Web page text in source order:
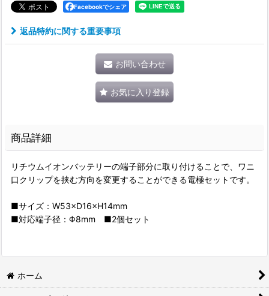
Facebookでシェア
返品特約に関する重要事項
お問い合わせ
お気に入り登録
商品詳細
リチウムイオンバッテリーの端子部分に取り付けることで、ワニ
口クリップを挟む方向を変更することができる電極セットです。
■サイズ：W53×D16×H14mm
■対応端子径：Φ8mm ■2個セット
ホーム